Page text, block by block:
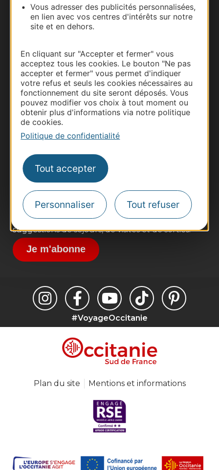
Vous adresser des publicités personnalisées,
en lien avec vos centres d'intérêts sur notre
site et en dehors.
En cliquant sur "Accepter et fermer" vous
acceptez tous les cookies. Le bouton "Ne pas
accepter et fermer" vous permet d'indiquer
votre refus et seuls les cookies nécessaires au
fonctionnement du site seront déposés. Vous
pouvez modifier vos choix à tout moment ou
obtenir plus d'informations via notre politique
de cookies.
Politique de confidentialité
Tout accepter
Personnaliser Tout refuser
Documentation
Thermalisme
Business/Mice
Pros d'Occitanie
Site presse et d'influence
Voyagistes
Destination Sport
Inscrivez-vous à la lettre d'information
Destination Occitanie pour recevoir des
suggestions de séjours, de visites et de sorties.
Je m'abonne
#VoyageOccitanie
Plan du site Mentions et informations